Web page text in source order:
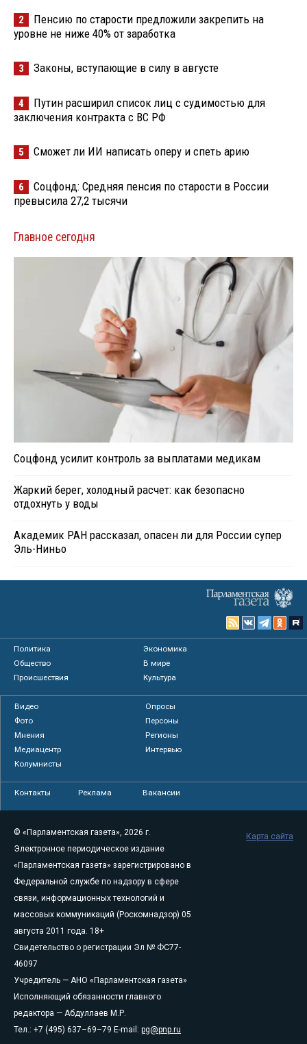
2
Пенсию по старости предложили закрепить на
уровне не ниже 40% от заработка
3 Законы, вступающие в силу в августе
4
Путин расширил список лиц с судимостью для
заключения контракта с ВС РФ
5 Сможет ли ИИ написать оперу и спеть арию
6
Соцфонд: Средняя пенсия по старости в России
превысила 27,2 тысячи
Главное сегодня
Соцфонд усилит контроль за выплатами медикам
Жаркий берег, холодный расчет: как безопасно
отдохнуть у воды
Академик РАН рассказал, опасен ли для России супер
Эль-Ниньо
Политика
Экономика
Общество
В мире
Происшествия
Культура
Видео
Опросы
Фото
Персоны
Мнения
Регионы
Медиацентр
Интервью
Колумнисты
Контакты Реклама Вакансии
© «Парламентская газета», 2026 г.
Электронное периодическое издание
«Парламентская газета» зарегистрировано в
Федеральной службе по надзору в сфере
связи, информационных технологий и
массовых коммуникаций (Роскомнадзор) 05
августа 2011 года. 18+
Свидетельство о регистрации Эл № ФС77-
46097
Учредитель — АНО «Парламентская газета»
Исполняющий обязанности главного
редактора — Абдуллаев М.Р.
Тел.: +7 (495) 637–69–79 E-mail: pg@pnp.ru
Карта сайта